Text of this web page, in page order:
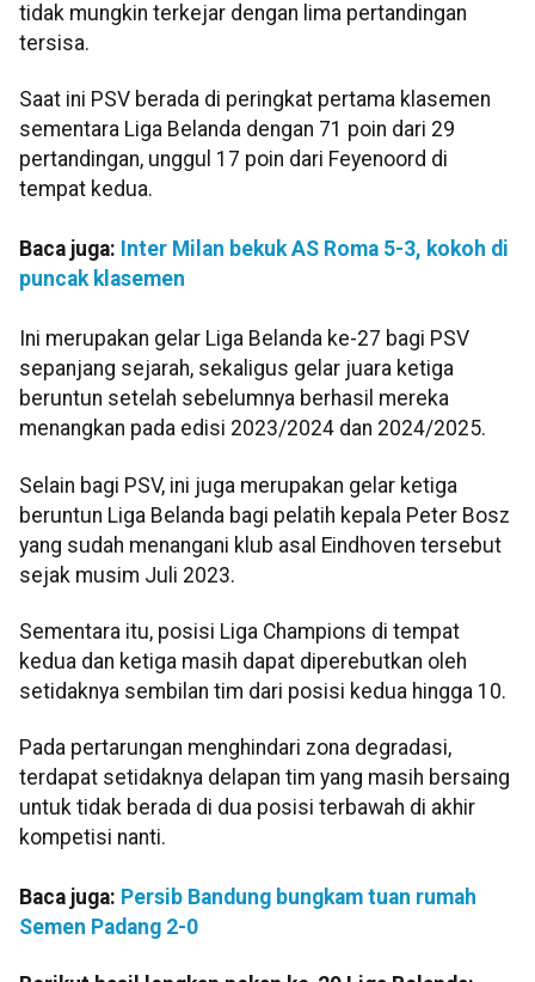
tidak mungkin terkejar dengan lima pertandingan
tersisa.
Saat ini PSV berada di peringkat pertama klasemen
sementara Liga Belanda dengan 71 poin dari 29
pertandingan, unggul 17 poin dari Feyenoord di
tempat kedua.
Baca juga: Inter Milan bekuk AS Roma 5-3, kokoh di
puncak klasemen
Ini merupakan gelar Liga Belanda ke-27 bagi PSV
sepanjang sejarah, sekaligus gelar juara ketiga
beruntun setelah sebelumnya berhasil mereka
menangkan pada edisi 2023/2024 dan 2024/2025.
Selain bagi PSV, ini juga merupakan gelar ketiga
beruntun Liga Belanda bagi pelatih kepala Peter Bosz
yang sudah menangani klub asal Eindhoven tersebut
sejak musim Juli 2023.
Sementara itu, posisi Liga Champions di tempat
kedua dan ketiga masih dapat diperebutkan oleh
setidaknya sembilan tim dari posisi kedua hingga 10.
Pada pertarungan menghindari zona degradasi,
terdapat setidaknya delapan tim yang masih bersaing
untuk tidak berada di dua posisi terbawah di akhir
kompetisi nanti.
Baca juga: Persib Bandung bungkam tuan rumah
Semen Padang 2-0